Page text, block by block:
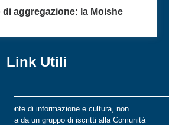
aggregazione: la Moishe
Link Utili
di informazione e cultura, non
nata da un gruppo di iscritti alla Comunità